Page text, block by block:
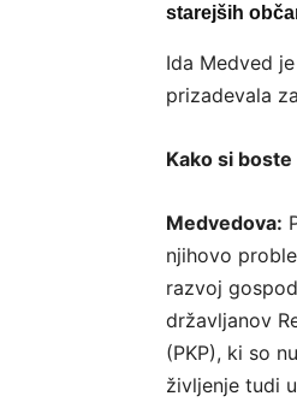
starejših
Ida Medved
prizadevala
Kako si
Medvedova:
njihovo
razvoj
državljanov
(PKP), ki so
življenje tudi